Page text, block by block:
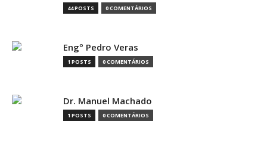
44 POSTS 0 COMENTÁRIOS
Engº Pedro Veras
1 POSTS 0 COMENTÁRIOS
Dr. Manuel Machado
1 POSTS 0 COMENTÁRIOS